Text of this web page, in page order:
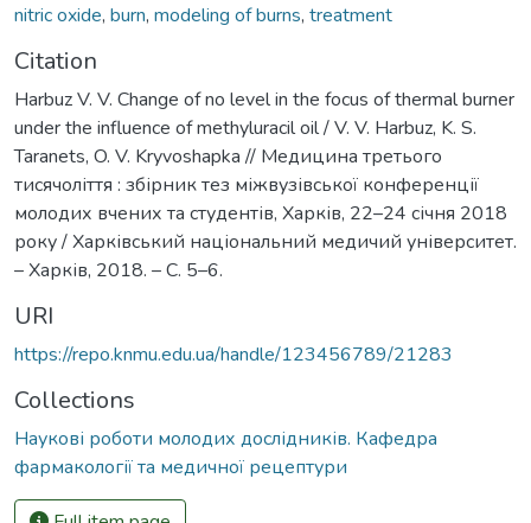
nitric oxide, burn, modeling of burns, treatment
Citation
Harbuz V. V. Change of no level in the focus of thermal burner
under the influence of methyluracil oil / V. V. Harbuz, K. S.
Taranets, O. V. Kryvoshapka // Медицина третього
тисячоліття : збірник тез міжвузівської конференції
молодих вчених та студентів, Харків, 22–24 січня 2018
року / Харківський національний медичий університет.
– Харків, 2018. – С. 5–6.
URI
https://repo.knmu.edu.ua/handle/123456789/21283
Collections
Наукові роботи молодих дослідників. Кафедра
фармакології та медичної рецептури